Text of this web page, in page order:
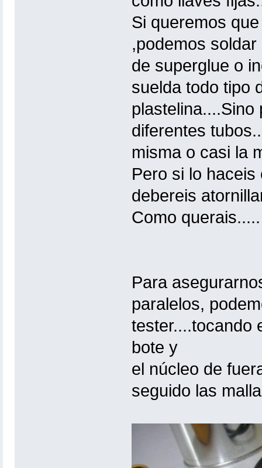
Si queremos
,podemos
de superglue o
suelda todo tipo
diferentes
misma o casi la
Pero si lo
debereis
Como querais.....
Para
paralelos,
tester....tocando
bote y
el núcleo de
seguido las